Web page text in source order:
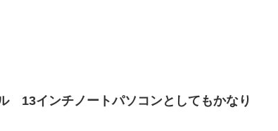
13インチノートパソコンとしてもかなり